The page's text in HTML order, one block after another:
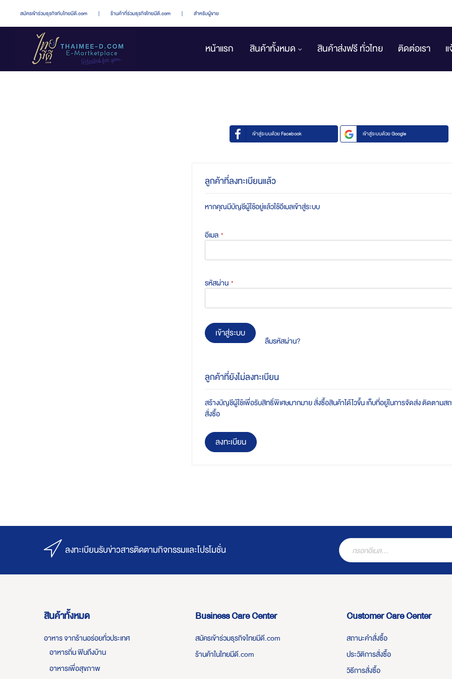
สมัครเข้าร่วมธุรกิจกับไทยมีดี.com | ร้านค้าที่ร่วมธุรกิจไทยมีดี.com | สำหรับผู้ขาย
หน้าแรก สินค้าทั้งหมด สินค้าส่งฟรี ทั่วไทย ติดต่อเรา
เข้าสู่ระบบด้วย Facebook เข้าสู่ระบบด้วย Google
ลูกค้าที่ลงทะเบียนแล้ว
หากคุณมีบัญชีผู้ใช้อยู่แล้วใช้อีเมลเข้าสู่ระบบ
อีเมล
รหัสผ่าน
เข้าสู่ระบบ
ลืมรหัสผ่าน?
ลูกค้าที่ยังไม่ลงทะเบียน
สร้างบัญชีผู้ใช้เพื่อรับสิทธิ์พิเศษมากมาย สั่งซื้อสินค้าได้ไวขึ้น เก็บที่อยู่ในการจัดส่ง ติดตามส
สั่งซื้อ
ลงทะเบียน
ลงทะเบียนรับข่าวสารติดตามกิจกรรมและโปรโมชั่น
สินค้าทั้งหมด
อาหาร จากร้านอร่อยทั่วประเทศ
อาหารถิ่น ฟินถึงบ้าน
อาหารเพื่อสุขภาพ
Business Care Center
สมัครเข้าร่วมธุรกิจไทยมีดี.com
ร้านค้าในไทยมีดี.com
Customer Care Center
สถานะคำสั่งซื้อ
ประวัติการสั่งซื้อ
วิธีการสั่งซื้อ